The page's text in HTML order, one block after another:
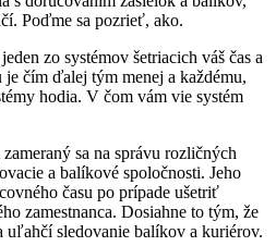
Poďme sa pozrieť, ako.
zo systémov šetriacich váš čas a
čím ďalej tým menej a každému,
hodia. V čom vám vie systém
sa na správu rozličných
a balíkové spoločnosti. Jeho
času po prípade ušetriť
zamestnanca. Dosiahne to tým, že
uľahčí sledovanie balíkov a kuriérov.